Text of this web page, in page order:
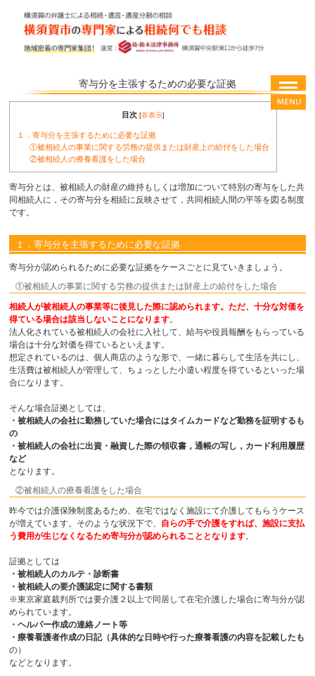
寄与分を主張するための必要な証拠
目次 [非表示]
１．寄与分を主張するために必要な証拠
①被相続人の事業に関する労務の提供または財産上の給付をした場合
②被相続人の療養看護をした場合
寄与分とは、被相続人の財産の維持もしくは増加について特別の寄与をした共
同相続人に，その寄与分を相続に反映させて，共同相続人間の平等を図る制度
です。
１．寄与分を主張するために必要な証拠
寄与分が認められるために必要な証拠をケースごとに見ていきましょう。
①被相続人の事業に関する労務の提供または財産上の給付をした場合
相続人が被相続人の事業等に後見した際に認められます。ただ、十分な対価を
得ている場合は該当しないことになります。
法人化されている被相続人の会社に入社して、給与や役員報酬をもらっている
場合は十分な対価を得ているといえます。
想定されているのは、個人商店のような形で、一緒に暮らして生活を共にし、
生活費は被相続人が管理して、ちょっとした小遣い程度を得ているといった場
合になります。
そんな場合証拠としては、
・被相続人の会社に勤務していた場合にはタイムカードなど勤務を証明するも
の
・被相続人の会社に出資・融資した際の領収書，通帳の写し，カード利用履歴
など
となります。
②被相続人の療養看護をした場合
昨今では介護保険制度あるため、在宅ではなく施設にて介護してもらうケース
が増えています。そのような状況下で、 自らの手で介護をすれば、施設に支払
う費用が生じなくなるため寄与分が認められることとなります。
証拠としては
・被相続人のカルテ・診断書
・被相続人の要介護認定に関する書類
※東京家庭裁判所では要介護２以上で同居して在宅介護した場合に寄与分が認
められています。
・ヘルパー作成の連絡ノート等
・療養看護者作成の日記（具体的な日時や行った療養看護の内容を記載したも
の）
などとなります。